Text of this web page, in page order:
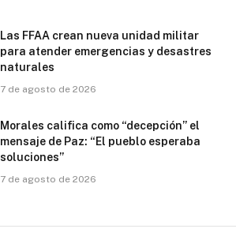
Las FFAA crean nueva unidad militar
para atender emergencias y desastres
naturales
7 de agosto de 2026
Morales califica como “decepción” el
mensaje de Paz: “El pueblo esperaba
soluciones”
7 de agosto de 2026